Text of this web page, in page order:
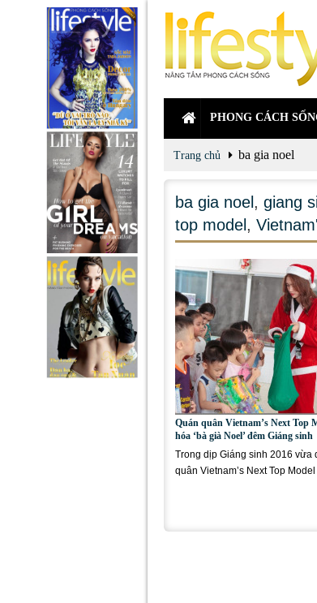
PHONG CÁCH
Trang chủ ba gia noel
ba gia noel , giang
top model ,
Quán quân Vietnam’s Next Top
hóa ‘bà già Noel’ đêm Giáng sinh
Trong dịp Giáng sinh 2016 vừa
quân Vietnam’s Next Top